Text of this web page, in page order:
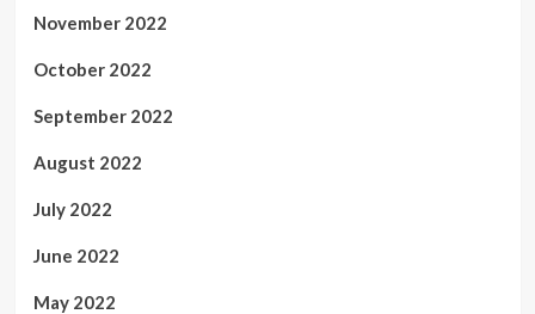
November 2022
October 2022
September 2022
August 2022
July 2022
June 2022
May 2022